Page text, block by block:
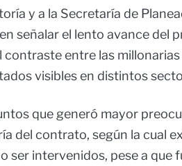
y a la Secretaría de
señalar el lento avance del
contraste entre las
visibles en distintos
que generó mayor
del contrato, según la cual
ser intervenidos, pese a que